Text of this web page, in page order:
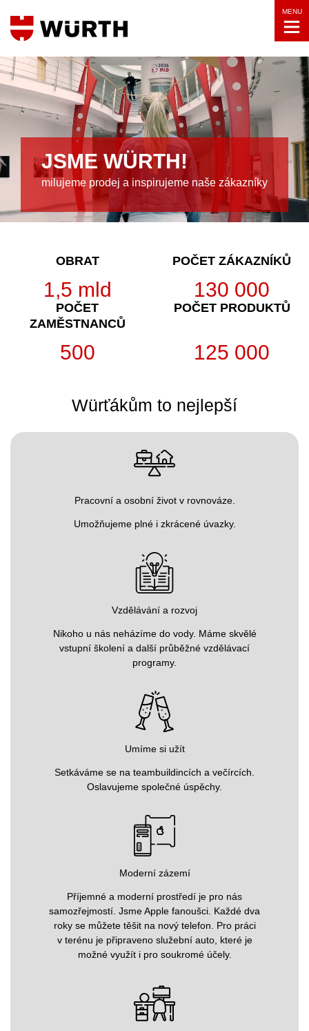
MENU
JSME WÜRTH!
milujeme prodej a inspirujeme naše zákazníky
OBRAT
1,5 mld
POČET ZÁKAZNÍKŮ
130 000
POČET
ZAMĚSTNANCŮ
500
POČET PRODUKTŮ
125 000
Würťákům to nejlepší
Pracovní a osobní život v rovnováze.
Umožňujeme plné i zkrácené úvazky.
Vzdělávání a rozvoj
Nikoho u nás neházíme do vody. Máme skvělé
vstupní školení a další průběžné vzdělávací
programy.
Umíme si užít
Setkáváme se na teambuildincích a večírcích.
Oslavujeme společné úspěchy.
Moderní zázemí
Příjemné a moderní prostředí je pro nás
samozřejmostí. Jsme Apple fanoušci. Každé dva
roky se můžete těšit na nový telefon. Pro práci
v terénu je připraveno služební auto, které je
možné využít i pro soukromé účely.